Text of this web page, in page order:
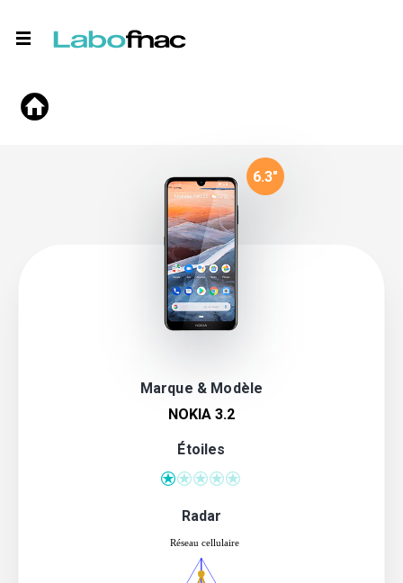
Marque & Modèle
6.3"
NOKIA 3.2
Étoiles
Radar